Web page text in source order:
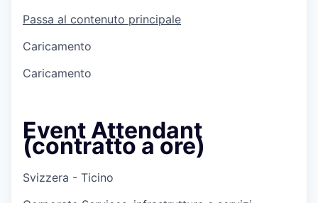
Passa al contenuto principale
Caricamento
Caricamento
Event Attendant
(contratto a ore)
Svizzera - Ticino